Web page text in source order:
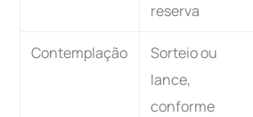
reserva
Contemplação
Sorteio ou
lance,
conforme